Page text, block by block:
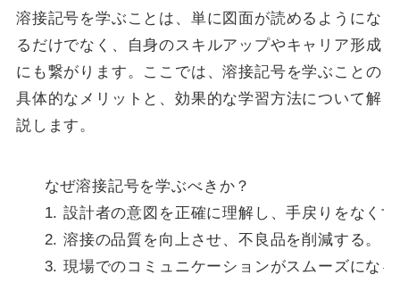
溶接記号を学ぶことは、単に図面が読めるようにな
るだけでなく、自身のスキルアップやキャリア形成
にも繋がります。ここでは、溶接記号を学ぶことの
具体的なメリットと、効果的な学習方法について解
説します。
    なぜ溶接記号を学ぶべきか？
1. 設計者の意図を正確に理解し、手戻りをなく
    2. 溶接の品質を向上させ、不良品を削減する。
3. 現場でのコミュニケーションがスムーズにな